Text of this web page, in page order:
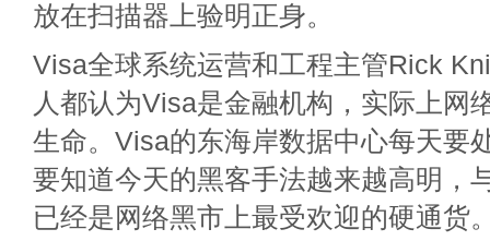
放在扫描器上验明正身。
Visa全球系统运营和工程主管Rick
人都认为Visa是金融机构，实际上网
生命。Visa的东海岸数据中心每天要
要知道今天的黑客手法越来越高明，
已经是网络黑市上最受欢迎的硬通货